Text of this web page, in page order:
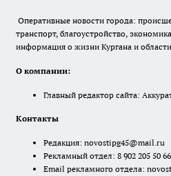
Оперативные новости города:
транспорт, благоустройство,
информация о жизни Кургана и области.
О компании:
Главный редактор сайта:
Контакты
Редакция: novostipg45@mail.ru
Рекламный отдел: 8 902 205 50 66
Email рекламного отдела: